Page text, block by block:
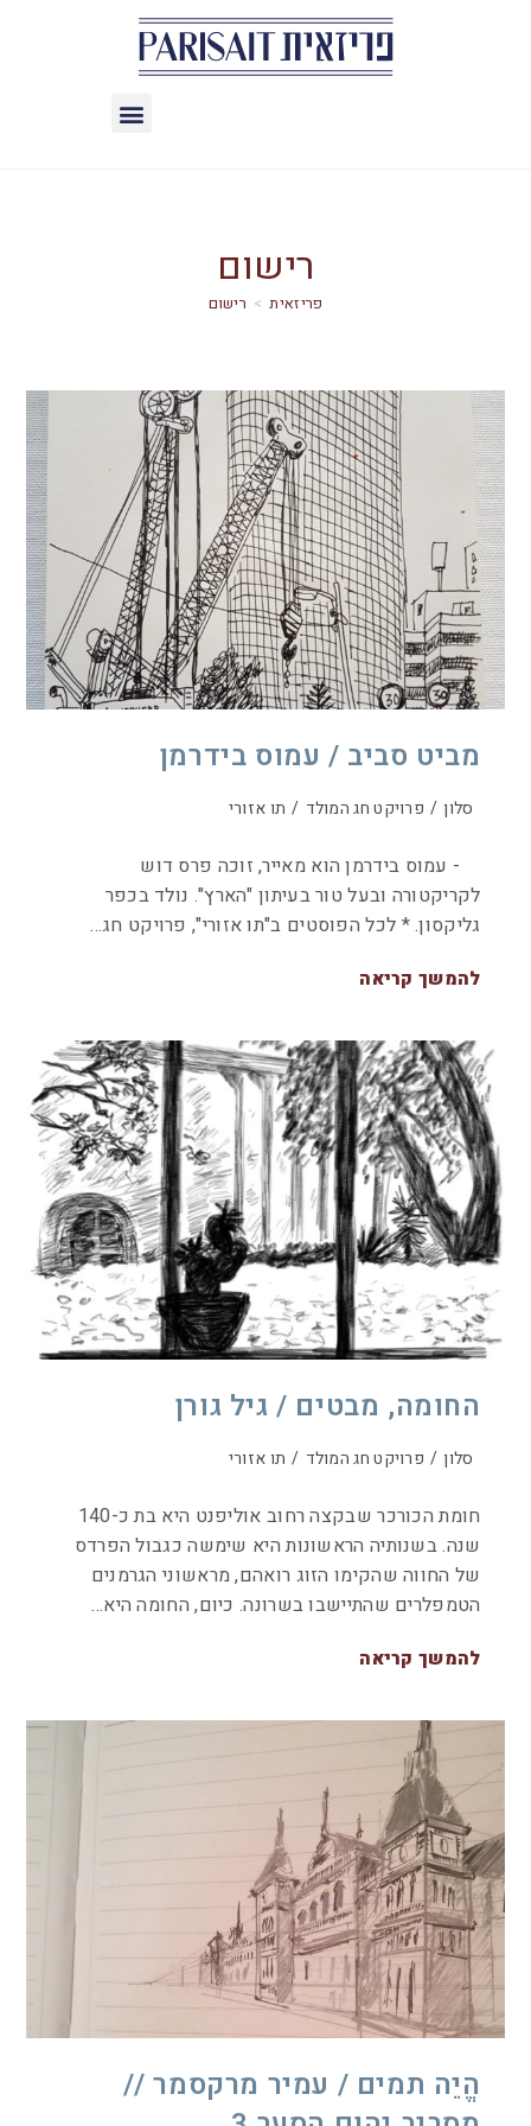
רישום
> רישום
מביט סביב / עמוס בידרמן
סלון / פרויקט חג המולד / תו אזורי
- עמוס בידרמן הוא מאייר, זוכה פרס דוש
לקריקטורה ובעל טור בעיתון "הארץ". נולד בכפר
גליקסון. * לכל הפוסטים ב"תו אזורי", פרויקט חג…
להמשך קריאה
החומה, מבטים / גיל גורן
סלון / פרויקט חג המולד / תו אזורי
חומת הכורכר שבקצה רחוב אוליפנט היא בת כ-140
שנה. בשנותיה הראשונות היא שימשה כגבול הפרדס
של החווה שהקימו הזוג רואהם, מראשוני הגרמנים
הטמפלרים שהתיישבו בשרונה. כיום, החומה היא…
להמשך קריאה
הֱיֵה תמים / עמיר מרקסמר //